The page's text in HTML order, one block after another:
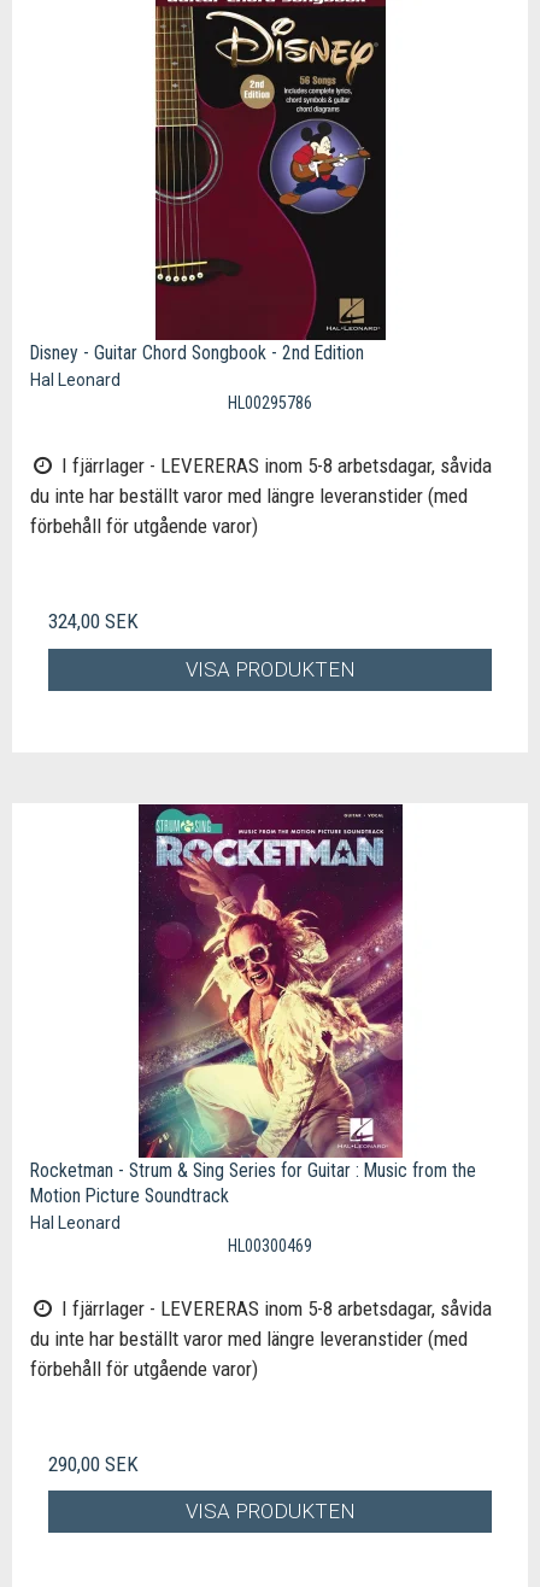
Disney - Guitar Chord Songbook - 2nd Edition
Hal Leonard
HL00295786
I fjärrlager - LEVERERAS inom 5-8 arbetsdagar, såvida
du inte har beställt varor med längre leveranstider (med
förbehåll för utgående varor)
324,00 SEK
VISA PRODUKTEN
Rocketman - Strum & Sing Series for Guitar : Music from the
Motion Picture Soundtrack
Hal Leonard
HL00300469
I fjärrlager - LEVERERAS inom 5-8 arbetsdagar, såvida
du inte har beställt varor med längre leveranstider (med
förbehåll för utgående varor)
290,00 SEK
VISA PRODUKTEN